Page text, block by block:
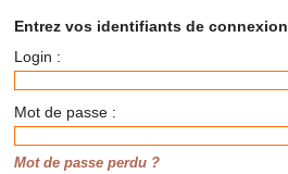
Entrez vos identifiants de connexion
Login :
Mot de passe :
Mot de passe perdu ?